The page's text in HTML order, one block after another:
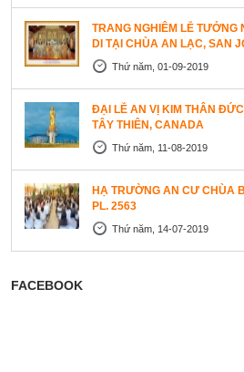
TRANG NGHIÊM LỄ TƯỞNG
DI TẠI CHÙA AN LẠC, SAN
Thứ năm, 01-09-2019
ĐẠI LỄ AN VỊ KIM THÂN
TÂY THIÊN, CANADA
Thứ năm, 11-08-2019
HẠ TRƯỜNG AN CƯ CHÙA
PL. 2563
Thứ năm, 14-07-2019
FACEBOOK